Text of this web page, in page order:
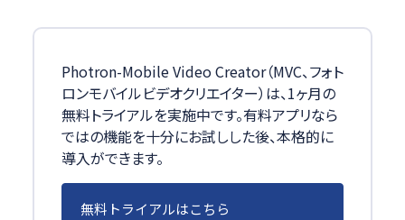
Photron-Mobile Video Creator（MVC、フォト
ロンモバイルビデオクリエイター）は、1ヶ月の
無料トライアルを実施中です。有料アプリなら
ではの機能を十分にお試しした後、本格的に
導入ができます。
無料トライアルはこちら